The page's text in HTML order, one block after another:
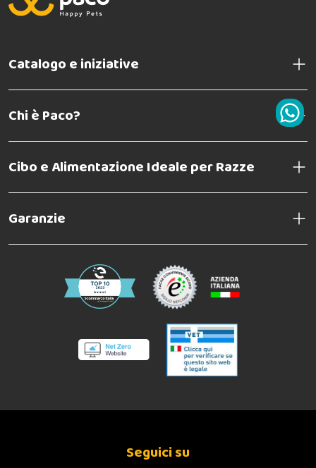
Catalogo e iniziative
Chi è Paco?
Cibo e Alimentazione Ideale per Razze
Garanzie
Seguici su